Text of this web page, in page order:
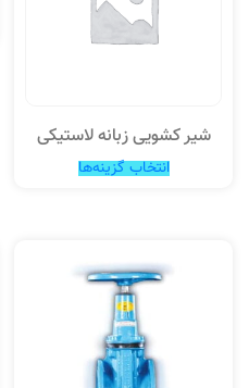
شیر کشویی زبانه لاستیکی
انتخاب گزینه‌ها